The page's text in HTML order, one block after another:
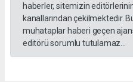
haberler, sitemizin
kanallarından çekilmektedir.
muhataplar haberi geçen
editörü sorumlu tutulamaz...